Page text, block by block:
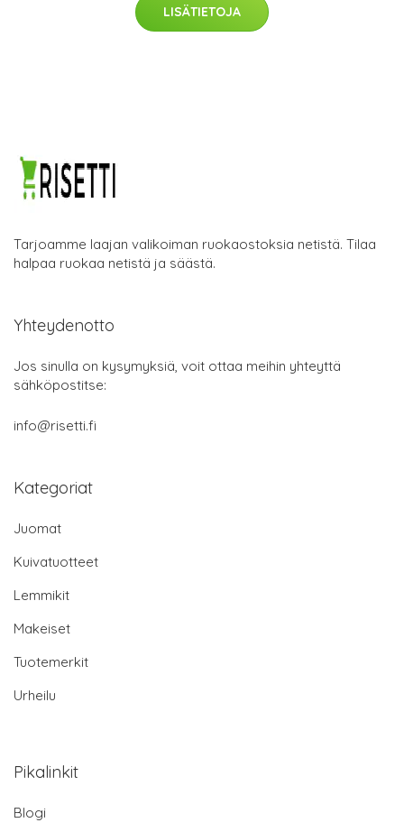
LISÄTIETOJA
Tarjoamme laajan valikoiman ruokaostoksia netistä. Tilaa
halpaa ruokaa netistä ja säästä.
Yhteydenotto
Jos sinulla on kysymyksiä, voit ottaa meihin yhteyttä
sähköpostitse:
info@risetti.fi
Kategoriat
Juomat
Kuivatuotteet
Lemmikit
Makeiset
Tuotemerkit
Urheilu
Pikalinkit
Blogi